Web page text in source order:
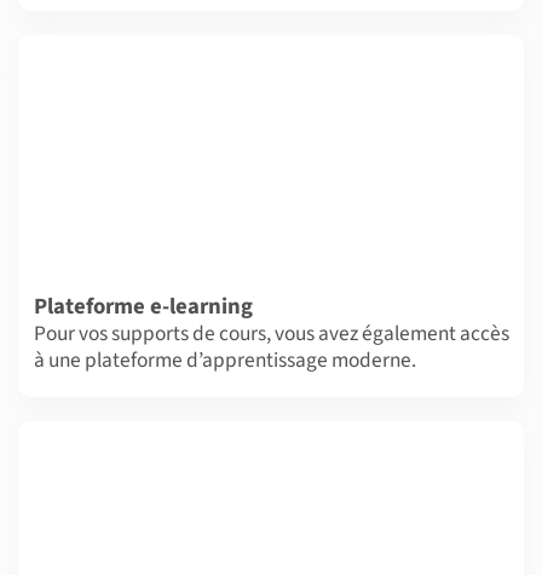
Plateforme e-learning
Pour vos supports de cours, vous avez également accès
à une plateforme d’apprentissage moderne.